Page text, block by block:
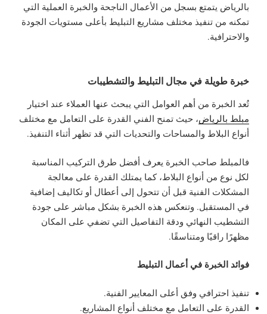
بالرياض يتمتع بسجل من الأعمال الناجحة والخبرة العملية التي
تمكنه من تنفيذ مختلف مشاريع التبليط بأعلى مستويات الجودة
والاحترافية.
خبرة طويلة في مجال التبليط والتشطيبات
تُعد الخبرة من أهم العوامل التي يبحث عنها العملاء عند اختيار
مبلط بالرياض، حيث تمنح الفني القدرة على التعامل مع مختلف
أنواع البلاط والمساحات والتحديات التي قد تظهر أثناء التنفيذ.
فالمبلط صاحب الخبرة يعرف أفضل طرق التركيب المناسبة
لكل نوع من أنواع البلاط، كما يمتلك القدرة على معالجة
المشكلات الفنية قبل أن تتحول إلى أعطال أو تكاليف إضافية
في المستقبل. وتنعكس هذه الخبرة بشكل مباشر على جودة
التشطيب النهائي ودقة التفاصيل التي تضفي على المكان
مظهرًا راقيًا ومتناسقًا.
فوائد الخبرة في أعمال التبليط
تنفيذ احترافي وفق أعلى المعايير الفنية.
القدرة على التعامل مع مختلف أنواع المشاريع.